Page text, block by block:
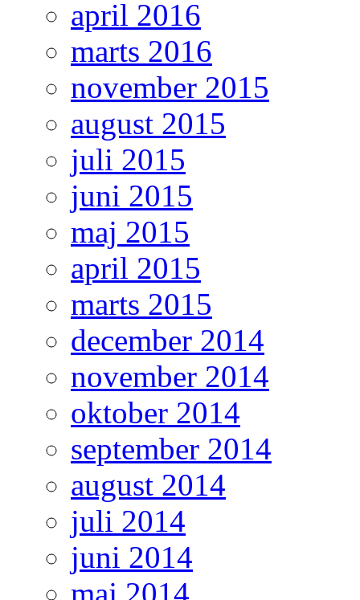
april 2016
marts 2016
november 2015
august 2015
juli 2015
juni 2015
maj 2015
april 2015
marts 2015
december 2014
november 2014
oktober 2014
september 2014
august 2014
juli 2014
juni 2014
maj 2014